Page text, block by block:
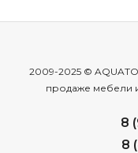
2009-2025 ©
продаже мебели
8
8